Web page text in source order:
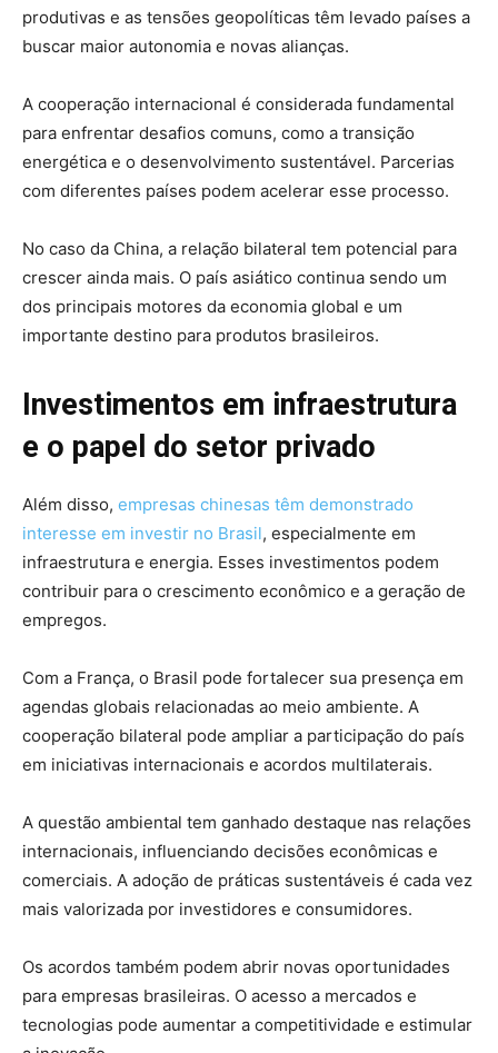
produtivas e as tensões geopolíticas têm levado países a
buscar maior autonomia e novas alianças.
A cooperação internacional é considerada fundamental
para enfrentar desafios comuns, como a transição
energética e o desenvolvimento sustentável. Parcerias
com diferentes países podem acelerar esse processo.
No caso da China, a relação bilateral tem potencial para
crescer ainda mais. O país asiático continua sendo um
dos principais motores da economia global e um
importante destino para produtos brasileiros.
Investimentos em infraestrutura
e o papel do setor privado
Além disso, empresas chinesas têm demonstrado
interesse em investir no Brasil, especialmente em
infraestrutura e energia. Esses investimentos podem
contribuir para o crescimento econômico e a geração de
empregos.
Com a França, o Brasil pode fortalecer sua presença em
agendas globais relacionadas ao meio ambiente. A
cooperação bilateral pode ampliar a participação do país
em iniciativas internacionais e acordos multilaterais.
A questão ambiental tem ganhado destaque nas relações
internacionais, influenciando decisões econômicas e
comerciais. A adoção de práticas sustentáveis é cada vez
mais valorizada por investidores e consumidores.
Os acordos também podem abrir novas oportunidades
para empresas brasileiras. O acesso a mercados e
tecnologias pode aumentar a competitividade e estimular